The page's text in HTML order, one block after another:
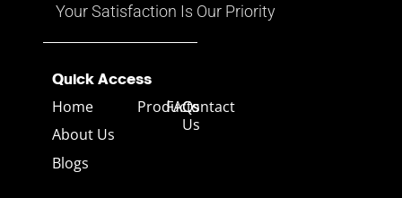
Your Satisfaction Is Our Priority
Quick Access
Home
About Us
Blogs
Products
FAQsContact
Us